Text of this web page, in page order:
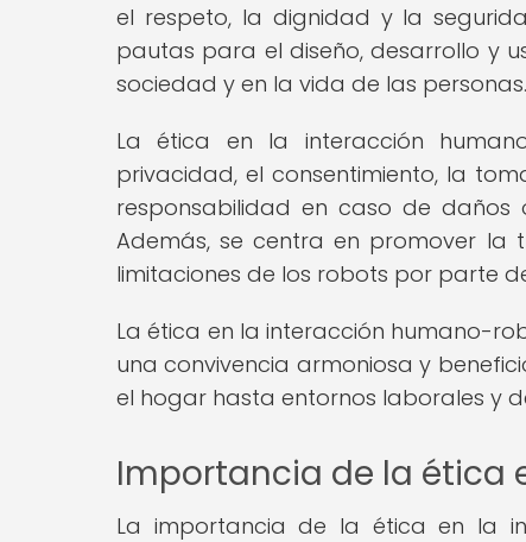
el respeto, la dignidad y la
pautas para el diseño, desarrollo y
sociedad y en la vida de las personas.
La ética en la interacción
privacidad, el consentimiento, la
responsabilidad en caso de
Además, se centra en promover
limitaciones de los robots por parte
La ética en la interacción humano-
una convivencia armoniosa y
el hogar hasta entornos laborales y
Importancia de la ética
La importancia de la ética en la